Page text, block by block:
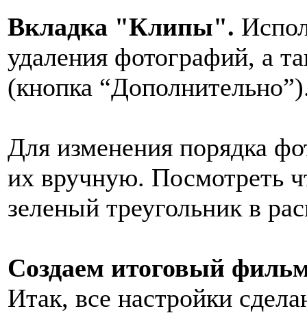
Вкладка "Клипы".
удаления фотографий, а
(кнопка
Для изменения порядка
их вручную. Посмотреть
зеленый треугольник в
Создаем итоговый
Итак, все настройки